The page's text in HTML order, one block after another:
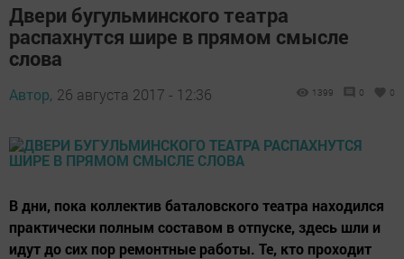
Двери бугульминского театра
распахнутся шире в прямом смысле
слова
Автор, 26 августа 2017 - 12:36 1399 0 0
В дни, пока коллектив баталовского театра находился
практически полным составом в отпуске, здесь шли и
идут до сих пор ремонтные работы. Те, кто проходит